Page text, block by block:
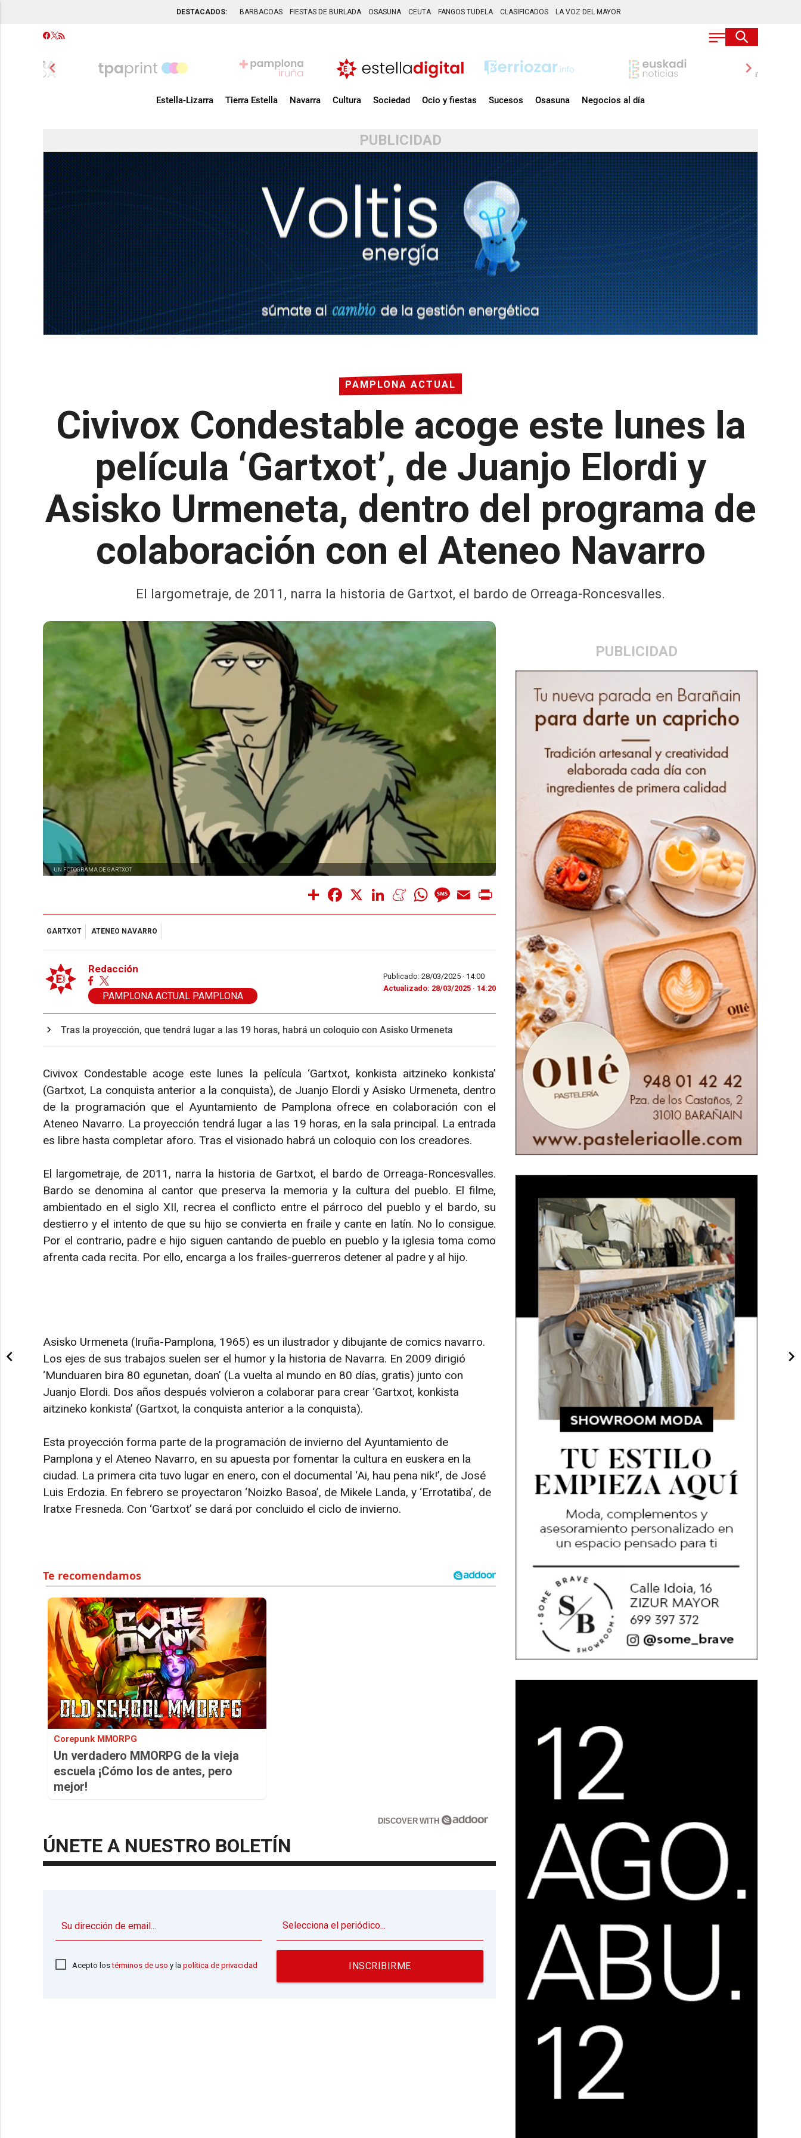
DESTACADOS: BARBACOAS FIESTAS DE BURLADA OSASUNA CEUTA FANGOS TUDELA CLASIFICADOS LA VOZ DEL MAYOR
chevron_left chevron_right
Estella-Lizarra Tierra Estella Navarra Cultura Sociedad Ocio y fiestas Sucesos Osasuna Negocios al día
PUBLICIDAD
PAMPLONA ACTUAL
Civivox Condestable acoge este lunes la
película ‘Gartxot’, de Juanjo Elordi y
Asisko Urmeneta, dentro del programa de
colaboración con el Ateneo Navarro
El largometraje, de 2011, narra la historia de Gartxot, el bardo de Orreaga-Roncesvalles.
PUBLICIDAD
UN FOTOGRAMA DE GARTXOT
Share Facebook LinkedInMeneameWhatsAppMessage
Email
GARTXOT ATENEO NAVARRO
Redacción
PAMPLONA ACTUAL PAMPLONA
Publicado: 28/03/2025 · 14:00
Actualizado: 28/03/2025 · 14:20
Tras la proyección, que tendrá lugar a las 19 horas, habrá un coloquio con Asisko Urmeneta
Civivox Condestable acoge este lunes la película ‘Gartxot, konkista aitzineko konkista’
(Gartxot, La conquista anterior a la conquista), de Juanjo Elordi y Asisko Urmeneta, dentro
de la programación que el Ayuntamiento de Pamplona ofrece en colaboración con el
Ateneo Navarro. La proyección tendrá lugar a las 19 horas, en la sala principal. La entrada
es libre hasta completar aforo. Tras el visionado habrá un coloquio con los creadores.
El largometraje, de 2011, narra la historia de Gartxot, el bardo de Orreaga-Roncesvalles.
Bardo se denomina al cantor que preserva la memoria y la cultura del pueblo. El filme,
ambientado en el siglo XII, recrea el conflicto entre el párroco del pueblo y el bardo, su
destierro y el intento de que su hijo se convierta en fraile y cante en latín. No lo consigue.
Por el contrario, padre e hijo siguen cantando de pueblo en pueblo y la iglesia toma como
afrenta cada recita. Por ello, encarga a los frailes-guerreros detener al padre y al hijo.
Asisko Urmeneta (Iruña-Pamplona, 1965) es un ilustrador y dibujante de comics navarro.
Los ejes de sus trabajos suelen ser el humor y la historia de Navarra. En 2009 dirigió
‘Munduaren bira 80 egunetan, doan’ (La vuelta al mundo en 80 días, gratis) junto con
Juanjo Elordi. Dos años después volvieron a colaborar para crear ‘Gartxot, konkista
aitzineko konkista’ (Gartxot, la conquista anterior a la conquista).
Esta proyección forma parte de la programación de invierno del Ayuntamiento de
Pamplona y el Ateneo Navarro, en su apuesta por fomentar la cultura en euskera en la
ciudad. La primera cita tuvo lugar en enero, con el documental ‘Ai, hau pena nik!’, de José
Luis Erdozia. En febrero se proyectaron ‘Noizko Basoa’, de Mikele Landa, y ‘Errotatiba’, de
Iratxe Fresneda. Con ‘Gartxot’ se dará por concluido el ciclo de invierno.
Corepunk MMORPG
Un verdadero MMORPG de la vieja
escuela ¡Cómo los de antes, pero
mejor!
DISCOVER WITH
ÚNETE A NUESTRO BOLETÍN
Acepto lostérminos de uso y la política de privacidad INSCRIBIRME